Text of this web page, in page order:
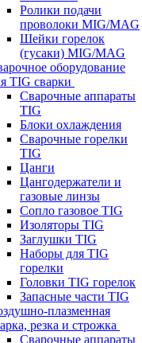
Ролики подачи
проволоки MIG/MAG
Шейки горелок
(гусаки) MIG/MAG
оборудование
TIG сварки
Сварочные аппараты
TIG
Блоки охлаждения
Сварочные горелки
TIG
Цанги
Цангодержатели и
газовые линзы
Сопло газовое TIG
Изоляторы TIG
Заглушки TIG
Наборы для TIG
горелки
Головки TIG горелок
Запасные части TIG
плазменная
резка и строжка
Сварочные аппараты